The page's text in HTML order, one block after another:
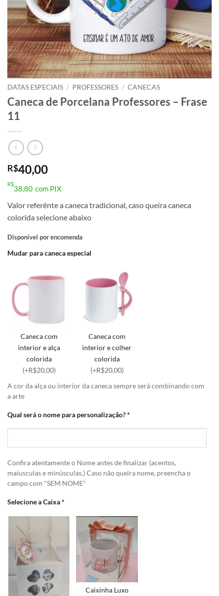
DATAS ESPECIAIS / PROFESSORES / CANECAS
Caneca de Porcelana Professores – Frase
11
R$40,00
R$
38,80 com PIX
Valor referênte a caneca tradicional, caso queira caneca
colorida selecione abaixo
Disponível por encomenda
Mudar para caneca especial
Caneca com
interior e alça
colorida
(+R$20,00)
Caneca com
interior e colher
colorida
(+R$20,00)
A cor da alça ou interior da caneca sempre será combinando com
a arte
Qual será o nome para personalização?*
Confira atentamente o Nome antes de finalizar (acentos,
maíusculas e minúsculas.) Caso não queira nome, preencha o
campo com "SEM NOME"
Selecione a Caixa*
Caixinha Luxo